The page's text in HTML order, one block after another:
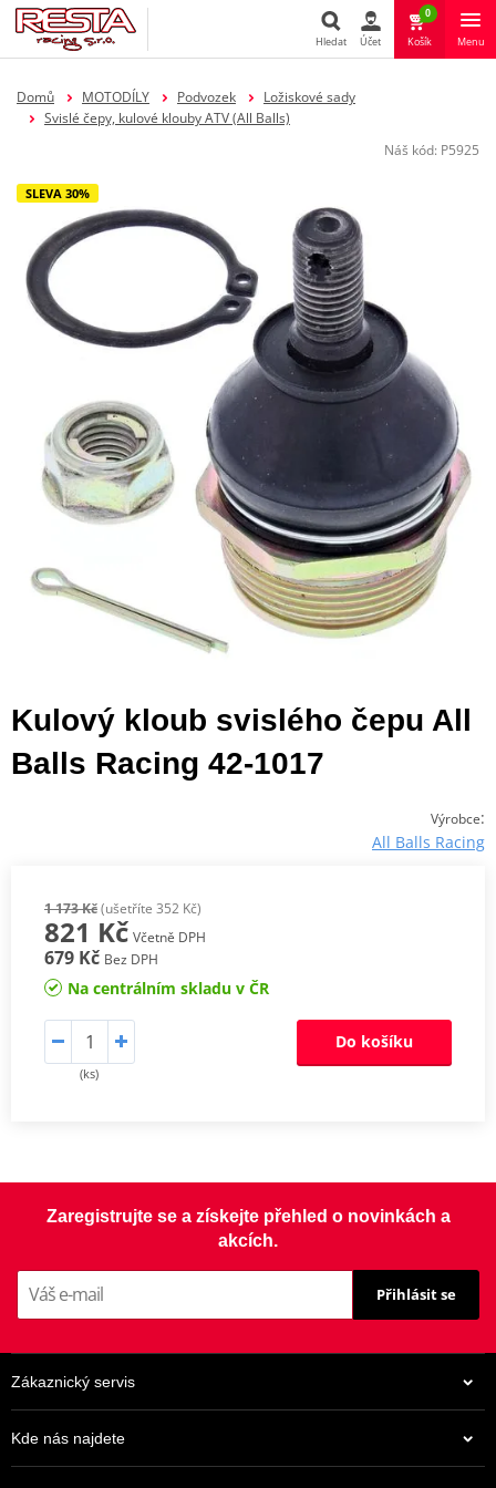
Hledat Účet
0
Košík Menu
Domů MOTODÍLY Podvozek
Ložiskové sady
Svislé čepy, kulové klouby ATV (All Balls)
Náš kód: P5925
SLEVA 30%
Kulový kloub svislého čepu All
Balls Racing 42-1017
Výrobce:
All Balls Racing
1 173 Kč(ušetříte 352 Kč)
821 Kč Včetně DPH
679 Kč Bez DPH
Na centrálním skladu v ČR
(ks)
Do košíku
Zaregistrujte se a získejte přehled o novinkách a
akcích.
Přihlásit se
Zákaznický servis
Kde nás najdete